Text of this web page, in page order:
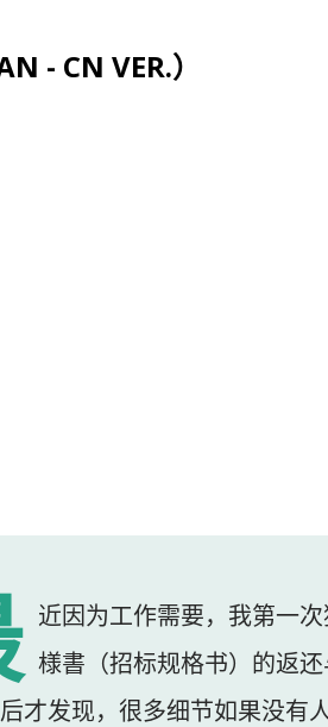
- CN VER.）
近因为工作需要，我第一
様書（招标规格书）的返
才发现，很多细节如果没有